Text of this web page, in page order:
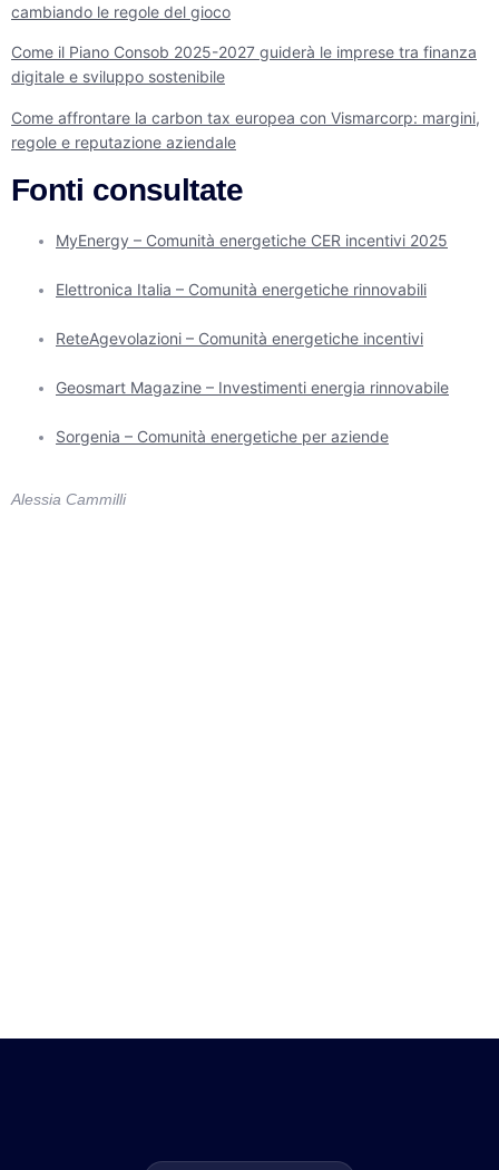
cambiando le regole del gioco
Come il Piano Consob 2025-2027 guiderà le imprese tra finanza
digitale e sviluppo sostenibile
Come affrontare la carbon tax europea con Vismarcorp: margini,
regole e reputazione aziendale
Fonti consultate
MyEnergy – Comunità energetiche CER incentivi 2025
Elettronica Italia – Comunità energetiche rinnovabili
ReteAgevolazioni – Comunità energetiche incentivi
Geosmart Magazine – Investimenti energia rinnovabile
Sorgenia – Comunità energetiche per aziende
Alessia Cammilli